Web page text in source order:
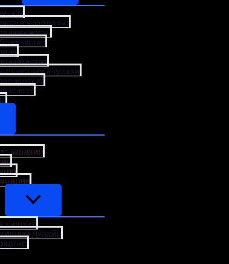
и здоровье
и туризм
магазин
дизайн